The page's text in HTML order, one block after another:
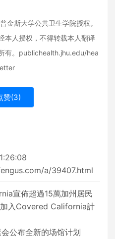
金斯大学公共卫生学院授权。
本人授权，不得转载本人翻译
有。publichealth.jhu.edu/hea
赞(3)
a/39407.html
宣佈超過15萬加州居民
入Covered California計
公布全新的场馆计划